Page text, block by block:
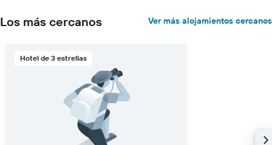
precio
una
Los más cercanos Ver más alojamientos cercanos
Hotel de 3 estrellas